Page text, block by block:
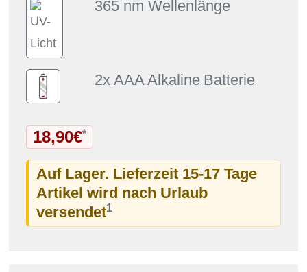
365 nm Wellenlänge
2xAAA Alkaline Batterie
18,90€*
Auf Lager. Lieferzeit 15-17 Tage
Artikel wird nach Urlaub
versendet1